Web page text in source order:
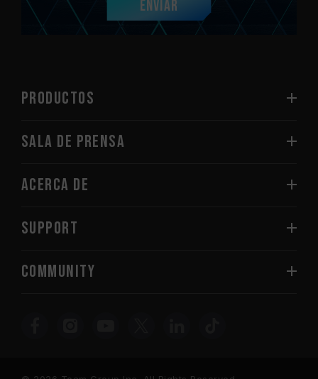
Enviar
PRODUCTOS
Sala de prensa
Acerca de
SUPPORT
COMMUNITY